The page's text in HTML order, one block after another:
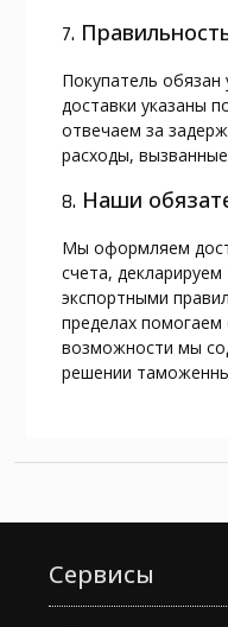
7.
Покупатель
доставки указаны
отвечаем за
расходы,
8. Наши
Мы оформляем
счета,
экспортными
пределах
возможности мы
решении
Сервисы